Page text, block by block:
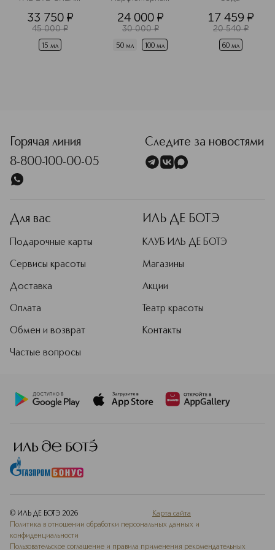
области вокруг
глаз
разглаживающий
33 750 ¤
45 000 ¤
15 мл
24 000 ¤
30 000 ¤
50 мл 100 мл
17 459 ¤
20 540 ¤
60 мл
Горячая линия
8-800-100-00-05
Следите за новостями
Для вас
Подарочные карты
Сервисы красоты
Доставка
Оплата
Обмен и возврат
Частые вопросы
ИЛЬ ДЕ БОТЭ
КЛУБ ИЛЬ ДЕ БОТЭ
Магазины
Акции
Театр красоты
Контакты
© ИЛЬ ДЕ БОТЭ 2026
Карта сайта
Политика в отношении обработки персональных данных и
конфиденциальности
Пользовательское соглашение и правила применения рекомендательных